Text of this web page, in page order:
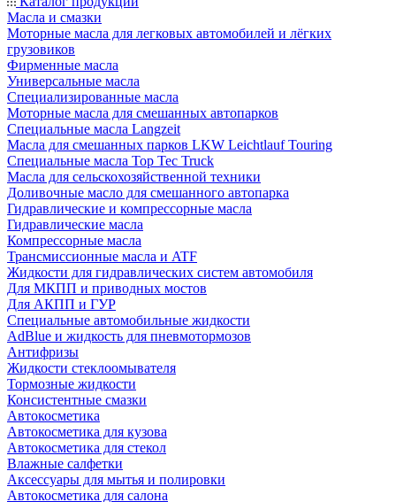
Масла и смазки
Моторные масла для легковых автомобилей и лёгких
грузовиков
Фирменные масла
Универсальные масла
Специализированные масла
Моторные масла для смешанных автопарков
Специальные масла Langzeit
Масла для смешанных парков LKW Leichtlauf Touring
Специальные масла Top Tec Truck
Масла для сельскохозяйственной техники
Доливочные масло для смешанного автопарка
Гидравлические и компрессорные масла
Гидравлические масла
Компрессорные масла
Трансмиссионные масла и ATF
Жидкости для гидравлических систем автомобиля
Для МКПП и приводных мостов
Для АКПП и ГУР
Специальные автомобильные жидкости
AdBlue и жидкость для пневмотормозов
Антифризы
Жидкости стеклоомывателя
Тормозные жидкости
Консистентные смазки
Автокосметика
Автокосметика для кузова
Автокосметика для стекол
Влажные салфетки
Аксессуары для мытья и полировки
Автокосметика для салона